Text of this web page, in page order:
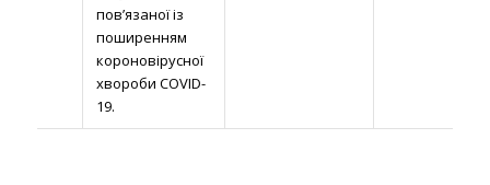
пов’язаної із
поширенням
короновірусної
хвороби COVID-
19.